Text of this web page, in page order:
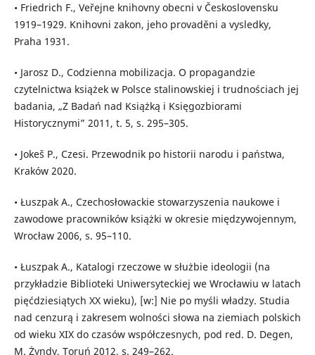
• Friedrich F., Veřejne knihovny obecni v Československu
1919–1929. Knihovni zakon, jeho provaděni a vysledky,
Praha 1931.
• Jarosz D., Codzienna mobilizacja. O propagandzie
czytelnictwa książek w Polsce stalinowskiej i trudnościach jej
badania, „Z Badań nad Książką i Księgozbiorami
Historycznymi” 2011, t. 5, s. 295–305.
• Jokeš P., Czesi. Przewodnik po historii narodu i państwa,
Kraków 2020.
• Łuszpak A., Czechosłowackie stowarzyszenia naukowe i
zawodowe pracowników książki w okresie międzywojennym,
Wrocław 2006, s. 95–110.
• Łuszpak A., Katalogi rzeczowe w służbie ideologii (na
przykładzie Biblioteki Uniwersyteckiej we Wrocławiu w latach
pięćdziesiątych XX wieku), [w:] Nie po myśli władzy. Studia
nad cenzurą i zakresem wolności słowa na ziemiach polskich
od wieku XIX do czasów współczesnych, pod red. D. Degen,
M. Żyndy, Toruń 2012, s. 249–262.